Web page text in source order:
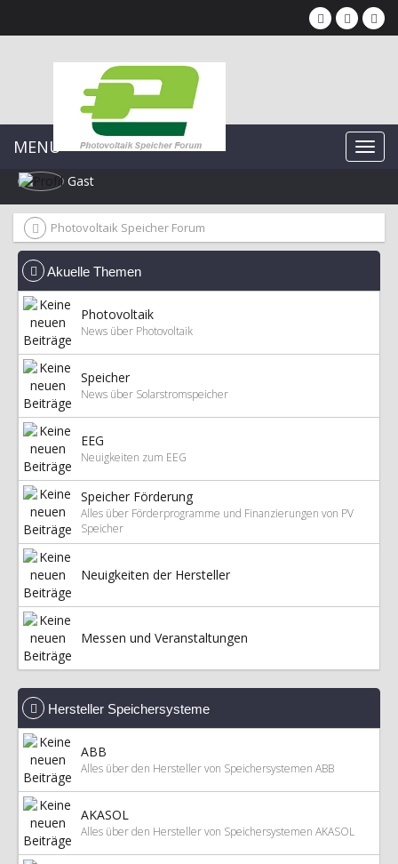
MENU
Gast
Photovoltaik Speicher Forum
Akuelle Themen
Photovoltaik
News über Photovoltaik
Speicher
News über Solarstromspeicher
EEG
Neuigkeiten zum EEG
Speicher Förderung
Alles über Förderprogramme und Finanzierungen von PV
Speicher
Neuigkeiten der Hersteller
Messen und Veranstaltungen
Hersteller Speichersysteme
ABB
Alles über den Hersteller von Speichersystemen ABB
AKASOL
Alles über den Hersteller von Speichersystemen AKASOL